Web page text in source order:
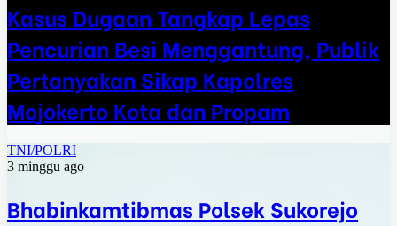
Kasus Dugaan Tangkap Lepas
Pencurian Besi Menggantung, Publik
Pertanyakan Sikap Kapolres
Mojokerto Kota dan Propam
TNI/POLRI
3 minggu ago
Bhabinkamtibmas Polsek Sukorejo